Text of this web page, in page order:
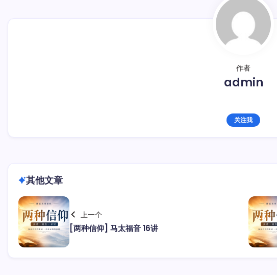
作者
admin
关注我
其他文章
上一个
[两种信仰] 马太福音 16讲